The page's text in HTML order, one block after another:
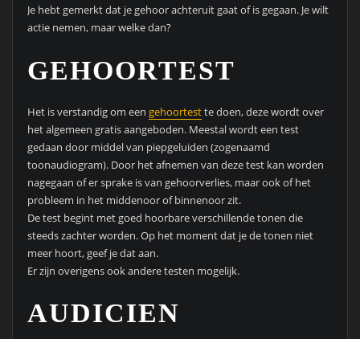
Je hebt gemerkt dat je gehoor achteruit gaat of is gegaan. Je wilt
actie nemen, maar welke dan?
GEHOORTEST
Het is verstandig om een gehoortestte doen, deze wordt over
het algemeen gratis aangeboden. Meestal wordt een test
gedaan door middel van piepgeluiden (zogenaamd
toonaudiogram). Door het afnemen van deze test kan worden
nagegaan of er sprake is van gehoorverlies, maar ook of het
probleem in het middenoor of binnenoor zit.
De test begint met goed hoorbare verschillende tonen die
steeds zachter worden. Op het moment dat je de tonen niet
meer hoort, geef je dat aan.
Er zijn overigens ook andere testen mogelijk.
AUDICIEN